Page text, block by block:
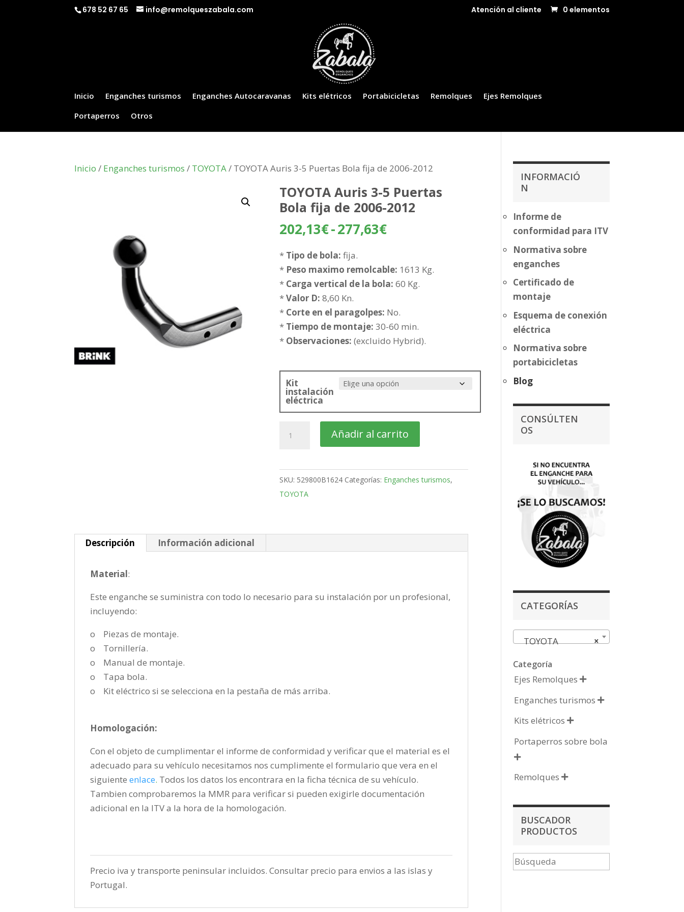
678 52 67 65 info@remolqueszabala.com Atención al cliente 0 elementos
Inicio Enganches turismos Enganches Autocaravanas Kits elétricos Portabicicletas Remolques
Ejes Remolques
Portaperros
Otros
Inicio / Enganches turismos / TOYOTA/ TOYOTA Auris 3-5 Puertas Bola fija de 2006-2012
TOYOTA Auris 3-5 Puertas
Bola fija de 2006-2012
202,13€-277,63€Rango
desde
202,13€
277,63€
* Tipo de bola: fija.
* Peso maximo remolcable: 1613 Kg.
* Carga vertical de la bola: 60 Kg.
*Valor D: 8,60 Kn.
* Corte en el paragolpes: No.
* Tiempo de montaje: 30-60 min.
* Observaciones: (excluido Hybrid).
Kit
instalación
eléctrica
Auris
5
Puertas
Bola
Añadir al carrito
SKU: 529800B1624 Categorías: Enganches turismos,
TOYOTA
Descripción Información adicional
Material:
Este enganche se suministra con todo lo necesario para su instalación por un profesional,
incluyendo:
o Piezas de montaje.
o Tornillería.
o Manual de montaje.
o Tapa bola.
o Kit eléctrico si se selecciona en la pestaña de más arriba.
Homologación:
Con el objeto de cumplimentar el informe de conformidad y verificar que el material es el
adecuado para su vehículo necesitamos nos cumplimente el formulario que vera en el
siguienteenlace. Todos los datos los encontrara en la ficha técnica de su vehículo.
Tambien comprobaremos la MMR para verificar si pueden exigirle documentación
adicional en la ITV a la hora de la homologación.
Precio iva y transporte peninsular incluidos. Consultar precio para envios a las islas y
Portugal.
INFORMACIÓ
N
Informe de
conformidad para ITV
Normativa sobre
enganches
Certificado de
montaje
Esquema de conexión
eléctrica
Normativa sobre
portabicicletas
Blog
CONSÚLTEN
OS
CATEGORÍAS
×
TOYOTA
Categoría
Ejes Remolques 
Enganches turismos 
Kits elétricos 
Portaperros sobre bola

Remolques 
BUSCADOR
PRODUCTOS